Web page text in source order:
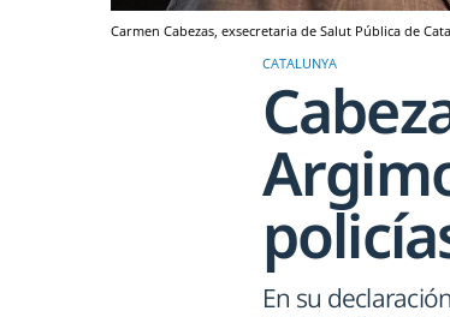
Carmen Cabezas, exsecretaria de Salut Pública de
CATALUNYA
En su